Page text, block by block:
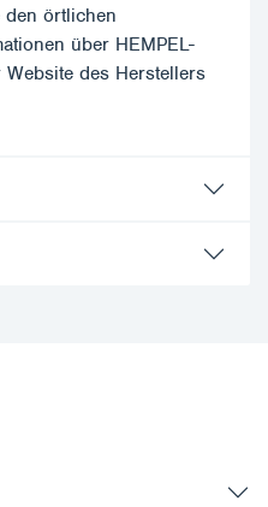
den örtlichen
über HEMPEL-
des Herstellers